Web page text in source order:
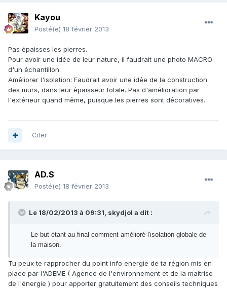
Kayou
Posté(e) 18 février 2013
Pas épaisses les pierres.
Pour avoir une idée de leur nature, il faudrait une photo MACRO
d'un échantillon.
Améliorer l'isolation: Faudrait avoir une idée de la construction
des murs, dans leur épaisseur totale. Pas d'amélioration par
l'extérieur quand même, puisque les pierres sont décoratives.
Citer
AD.S
Posté(e) 18 février 2013
Le 18/02/2013 à 09:31, skydjol a dit :
Le but étant au final comment amélioré l'isolation globale de
la maison.
Tu peux te rapprocher du point info energie de ta région mis en
place par l'ADEME ( Agence de l'environnement et de la maitrise
de l'énergie ) pour apporter gratuitement des conseils techniques